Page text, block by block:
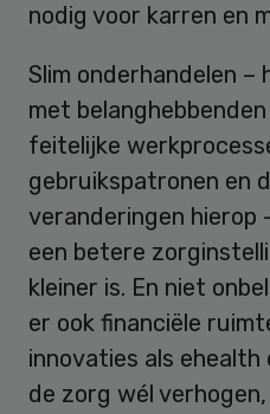
nodig voor karren en
Slim onderhandelen –
met
feitelijke
gebruikspatronen en
veranderingen hierop
een betere
kleiner is. En niet
er ook financiële
innovaties als
de zorg wél